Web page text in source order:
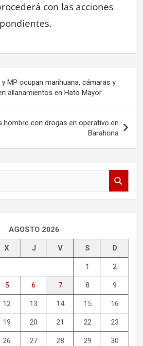
con las acciones
MP ocupan marihuana, cámaras y
allanamientos en Hato Mayor
hombre con drogas en operativo en
Barahona
AGOSTO 2026
X J V S D
1 2
5 6 7 8 9
12 13 14 15 16
19 20 21 22 23
26 27 28 29 30